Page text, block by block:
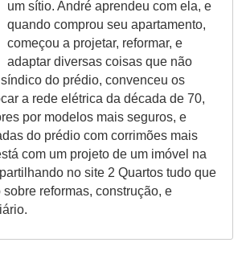
um sítio. André aprendeu com ela, e
quando comprou seu apartamento,
começou a projetar, reformar, e
adaptar diversas coisas que não
do prédio, convenceu os
a rede elétrica da década de 70,
por modelos mais seguros, e
do prédio com corrimões mais
com um projeto de um imóvel na
no site 2 Quartos tudo que
reformas, construção, e